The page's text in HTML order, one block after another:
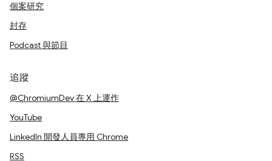
個案研究
封存
Podcast 與節目
追蹤
@ChromiumDev 在 X 上運作
YouTube
LinkedIn 開發人員專用 Chrome
RSS